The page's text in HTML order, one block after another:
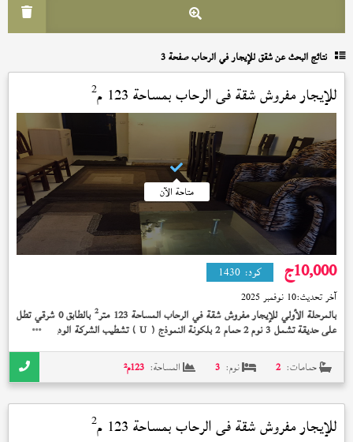
نتائج البحث عنشقق للإيجار في الرحاب صفحة 3
للإيجار مفروش شقة فيالرحاببمساحة 123 م 2
متاحة الآن
10,000ج كود: 1430
آخر تحديث:10 نوفمبر 2025
بالمرحلة الأولي للإيجار مفروش شقة في الرحاب المساحة 123 متر 2 بالطابق 0 شرقي تطل
على حديقة تشمل 3 نوم 2 حمام 2 بلكونة النموذج ( U) تشطيب الشركة الوديعة مدفوعة
حمامات: 2 نوم: 3 المساحة: 123م²
للإيجار مفروش شقة فيالرحاببمساحة 123 م 2